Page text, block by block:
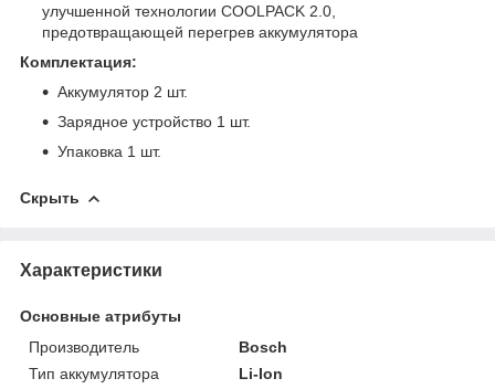
улучшенной технологии COOLPACK 2.0,
предотвращающей перегрев аккумулятора
Комплектация:
Аккумулятор 2 шт.
Зарядное устройство 1 шт.
Упаковка 1 шт.
Скрыть
Характеристики
Основные атрибуты
Производитель
Bosch
Тип аккумулятора
Li-Ion